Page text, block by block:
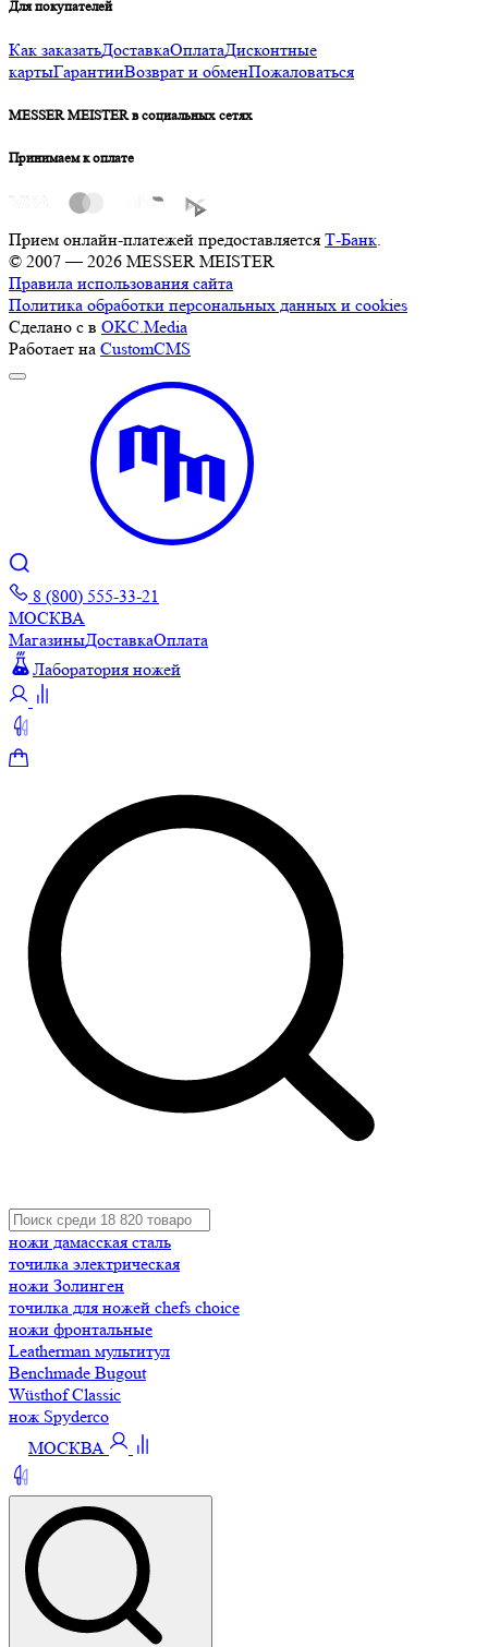
Для покупателей
Как заказатьДоставкаОплатаДисконтные
картыГарантииВозврат и обменПожаловаться
MESSER MEISTER в социальных сетях
Принимаем к оплате
Прием онлайн-платежей предоставляется Т-Банк
© 2007 — 2026 MESSER MEISTER
Правила использования сайта
Политика обработки персональных данных и cookies
Сделано с в OKC.Media
Работает на CustomCMS
8 (800) 555-33-21
МОСКВА
МагазиныДоставкаОплата
Лаборатория ножей
ножи дамасская сталь
точилка электрическая
ножи Золинген
точилка для ножей chefs choice
ножи фронтальные
Leatherman мультитул
Benchmade Bugout
Wüsthof Classic
нож Spyderco
МОСКВА